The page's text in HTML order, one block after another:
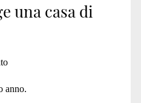
una casa di
anno.